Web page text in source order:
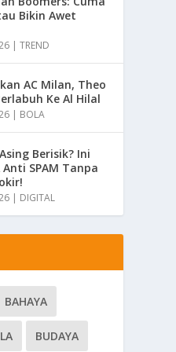
Bikin Awet
|TREND
AC Milan, Theo
Ke Al Hilal
| BOLA
Berisik? Ini
Anti SPAM Tanpa
| DIGITAL
BAHAYA
BUDAYA